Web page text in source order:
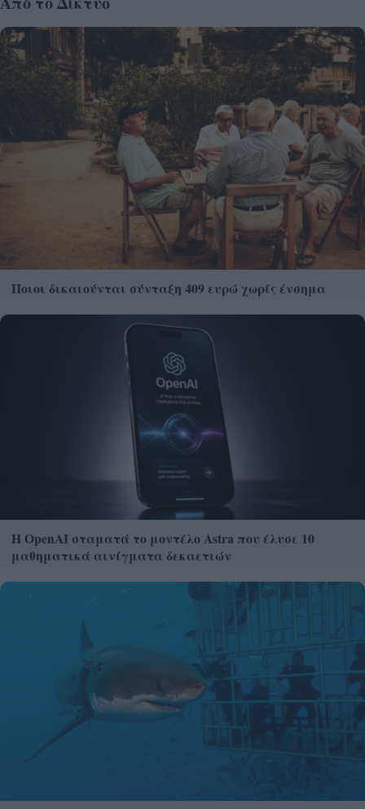
Ποιοι δικαιούνται σύνταξη 409 ευρώ χωρίς ένσημα
Η OpenAI σταματά το μοντέλο Astra που έλυσε 10
μαθηματικά αινίγματα δεκαετιών